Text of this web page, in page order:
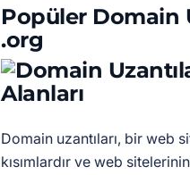
Popüler Domain
.org
Domain uzantıları, bir web
kısımlardır ve web